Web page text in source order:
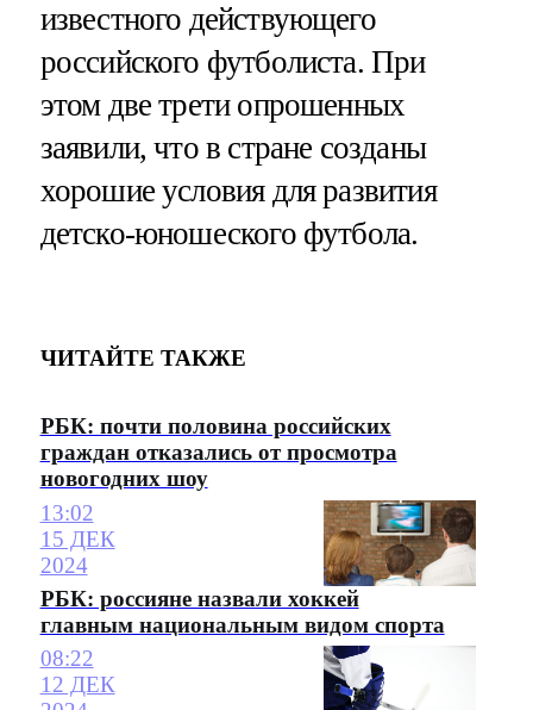
известного действующего
российского футболиста. При
этом две трети опрошенных
заявили, что в стране созданы
хорошие условия для развития
детско-юношеского футбола.
ЧИТАЙТЕ ТАКЖЕ
РБК: почти половина российских
граждан отказались от просмотра
новогодних шоу
13:02
15 ДЕК
2024
РБК: россияне назвали хоккей
главным национальным видом спорта
08:22
12 ДЕК